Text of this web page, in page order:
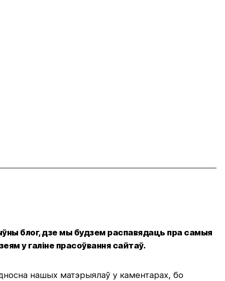
блог, дзе мы будзем распавядаць пра самыя
у галіне прасоўвання сайтаў.
нашых матэрыялаў у каментарах, бо